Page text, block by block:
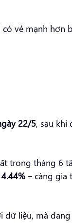
vẻ mạnh hơn
22/5, sau khi
trong tháng 6
– càng gia
dữ liệu, mà